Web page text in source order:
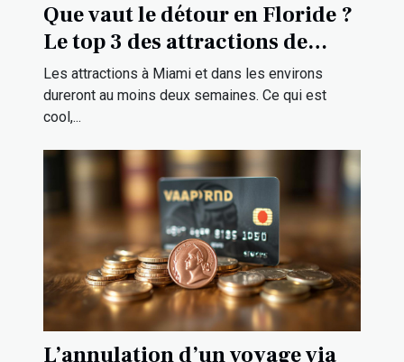
Que vaut le détour en Floride ?
Le top 3 des attractions de
Miami et ses environs
Les attractions à Miami et dans les environs
dureront au moins deux semaines. Ce qui est
cool,...
L’annulation d’un voyage via